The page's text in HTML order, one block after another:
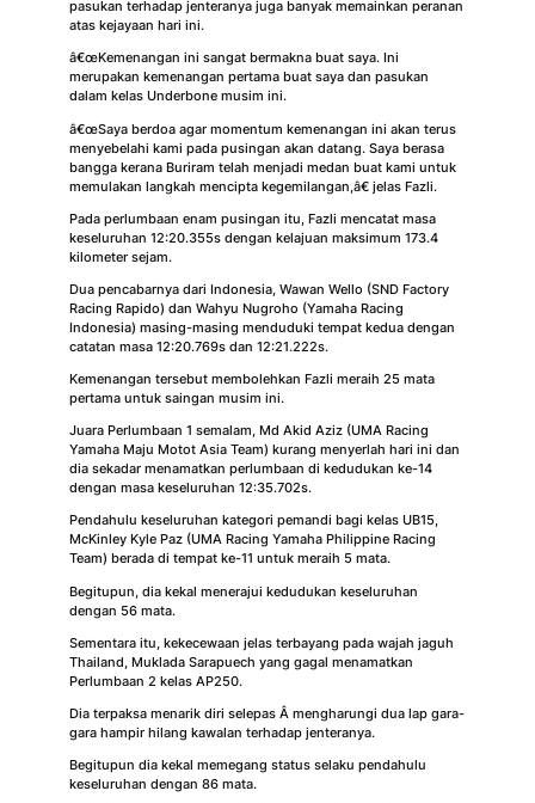
pasukan terhadap jenteranya juga banyak memainkan peranan
atas kejayaan hari ini.
â€œKemenangan ini sangat bermakna buat saya. Ini
merupakan kemenangan pertama buat saya dan pasukan
dalam kelas Underbone musim ini.
â€œSaya berdoa agar momentum kemenangan ini akan terus
menyebelahi kami pada pusingan akan datang. Saya berasa
bangga kerana Buriram telah menjadi medan buat kami untuk
memulakan langkah mencipta kegemilangan,â€ jelas Fazli.
Pada perlumbaan enam pusingan itu, Fazli mencatat masa
keseluruhan 12:20.355s dengan kelajuan maksimum 173.4
kilometer sejam.
Dua pencabarnya dari Indonesia, Wawan Wello (SND Factory
Racing Rapido) dan Wahyu Nugroho (Yamaha Racing
Indonesia) masing-masing menduduki tempat kedua dengan
catatan masa 12:20.769s dan 12:21.222s.
Kemenangan tersebut membolehkan Fazli meraih 25 mata
pertama untuk saingan musim ini.
Juara Perlumbaan 1 semalam, Md Akid Aziz (UMA Racing
Yamaha Maju Motot Asia Team) kurang menyerlah hari ini dan
dia sekadar menamatkan perlumbaan di kedudukan ke-14
dengan masa keseluruhan 12:35.702s.
Pendahulu keseluruhan kategori pemandi bagi kelas UB15,
McKinley Kyle Paz (UMA Racing Yamaha Philippine Racing
Team) berada di tempat ke-11 untuk meraih 5 mata.
Begitupun, dia kekal menerajui kedudukan keseluruhan
dengan 56 mata.
Sementara itu, kekecewaan jelas terbayang pada wajah jaguh
Thailand, Muklada Sarapuech yang gagal menamatkan
Perlumbaan 2 kelas AP250.
Dia terpaksa menarik diri selepas Â mengharungi dua lap gara-
gara hampir hilang kawalan terhadap jenteranya.
Begitupun dia kekal memegang status selaku pendahulu
keseluruhan dengan 86 mata.